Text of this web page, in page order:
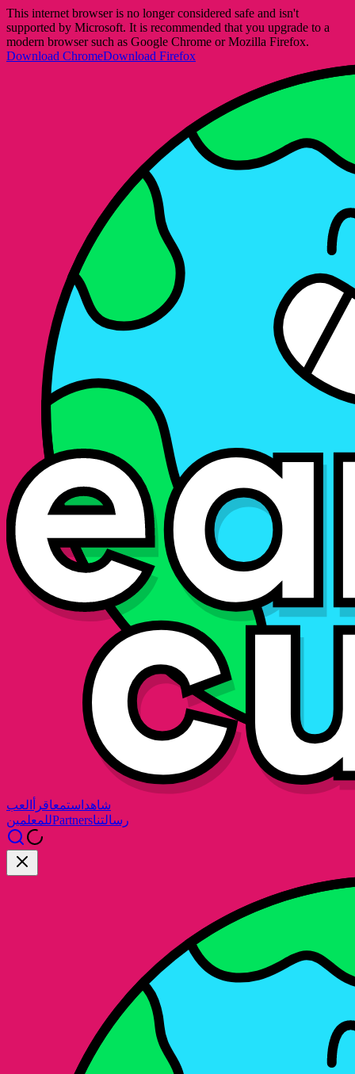
This internet browser is no longer considered safe and isn't
supported by Microsoft. It is recommended that you upgrade to a
modern browser such as Google Chrome or Mozilla Firefox.
Download ChromeDownload Firefox
شاهد استمعاقرأ
العب
للمعلمينPartnersرسالتنا